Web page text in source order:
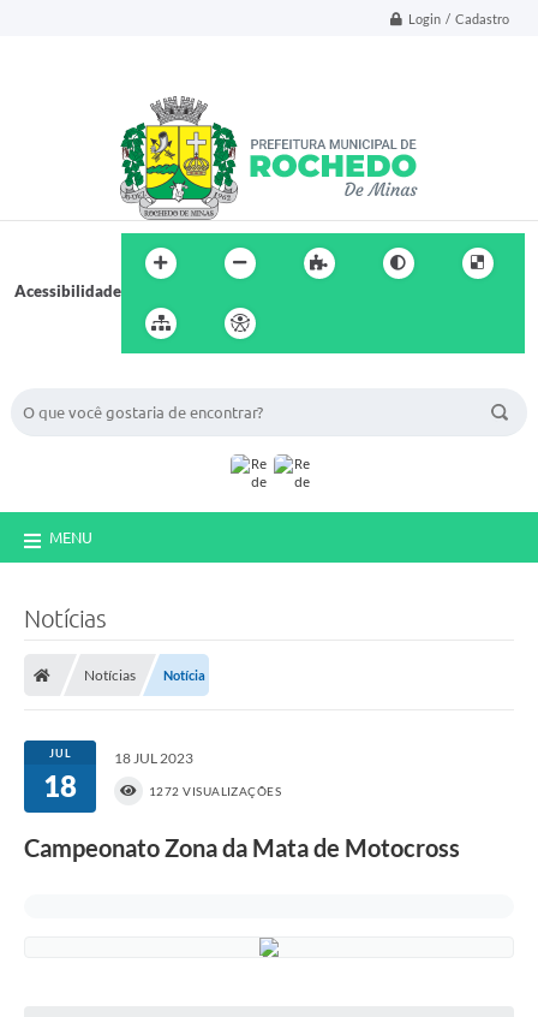
Login / Cadastro
Acessibilidade
MENU
Notícias
Notícias Notícia
JUL
18
18 JUL 2023
1272 VISUALIZAÇÕES
Campeonato Zona da Mata de Motocross